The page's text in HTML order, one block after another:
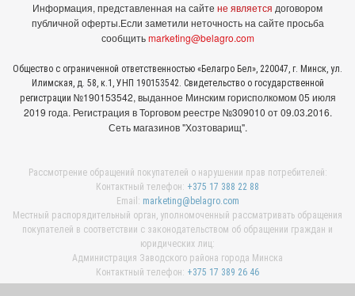
Информация, представленная на сайте не является договором
публичной оферты.Если заметили неточность на сайте просьба
сообщитьmarketing@belagro.com
Общество с ограниченной ответственностью «Белагро Бел», 220047, г. Минск, ул.
Илимская, д. 58, к.1, УНП 190153542. Свидетельство о государственной
регистрации №190153542, выданное Минcким горисполкомом 05 июля
2019 года. Регистрация в Торговом реестре №309010 от 09.03.2016.
Сеть магазинов "Хозтоварищ".
Рассмотрение обращений покупателей о нарушении прав потребителей:
Контактный телефон: +375 17 388 22 88
Email: marketing@belagro.com
Местный распорядительный орган, уполномоченный рассматривать обращения
покупателей в соответствии с законодательством об обращении граждан и
юридических лиц:
Администрация Заводского района города Минска
Контактный телефон: +375 17 389 26 46